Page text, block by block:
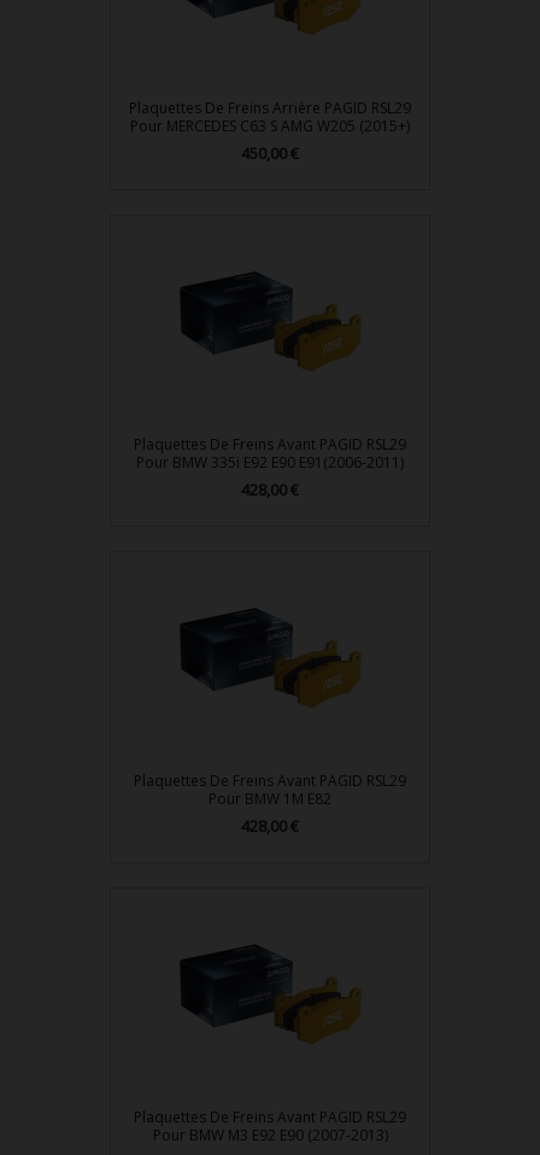
Plaquettes De Freins Arrière PAGID RSL29
Pour MERCEDES C63 S AMG W205 (2015+)
Prix
450,00 €
Plaquettes De Freins Avant PAGID RSL29
Pour BMW 335i E92 E90 E91(2006-2011)
Prix
428,00 €
Plaquettes De Freins Avant PAGID RSL29
Pour BMW 1M E82
Prix
428,00 €
Plaquettes De Freins Avant PAGID RSL29
Pour BMW M3 E92 E90 (2007-2013)